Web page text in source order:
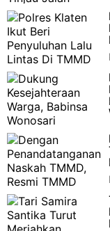
Army Yudha
0723 Klaten
Wadunggetas dari
melaksanakan monit…
0727/Karanganyar